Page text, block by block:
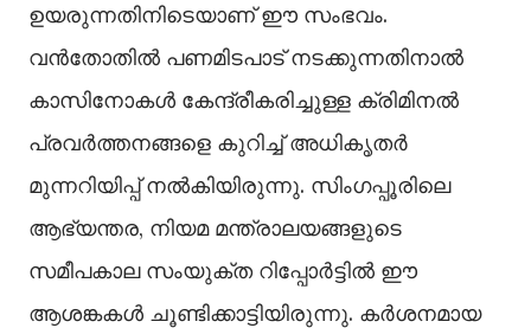
ഉയരുന്നതിനിടെയാണ് ഈ സംഭവം.
വൻതോതില്‍ പണമിടപാട് നടക്കുന്നതിനാല്‍
കാസിനോകള്‍ കേന്ദ്രീകരിച്ചുള്ള ക്രിമിനല്‍
പ്രവർത്തനങ്ങളെ കുറിച്ച്‌ അധികൃതർ
മുന്നറിയിപ്പ് നല്‍കിയിരുന്നു. സിംഗപ്പൂരിലെ
ആഭ്യന്തര, നിയമ മന്ത്രാലയങ്ങളുടെ
സമീപകാല സംയുക്ത റിപ്പോർട്ടില്‍ ഈ
ആശങ്കകള്‍ ചൂണ്ടിക്കാട്ടിയിരുന്നു. കർശനമായ